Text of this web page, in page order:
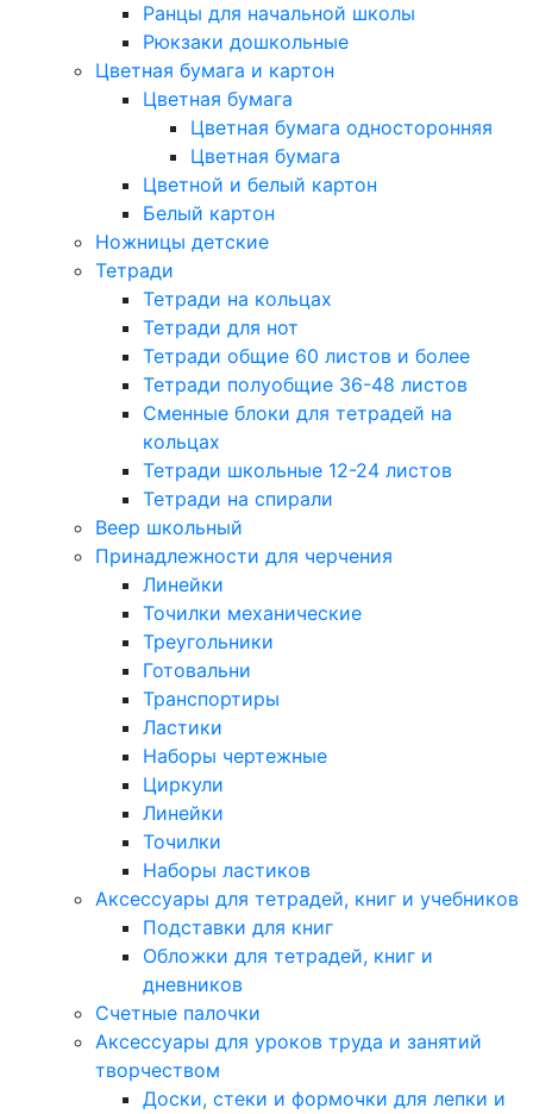
Ранцы для начальной школы
Рюкзаки дошкольные
Цветная бумага и картон
Цветная бумага
Цветная бумага односторонняя
Цветная бумага
Цветной и белый картон
Белый картон
Ножницы детские
Тетради
Тетради на кольцах
Тетради для нот
Тетради общие 60 листов и более
Тетради полуобщие 36-48 листов
Сменные блоки для тетрадей на
кольцах
Тетради школьные 12-24 листов
Тетради на спирали
Веер школьный
Принадлежности для черчения
Линейки
Точилки механические
Треугольники
Готовальни
Транспортиры
Ластики
Наборы чертежные
Циркули
Линейки
Точилки
Наборы ластиков
Аксессуары для тетрадей, книг и учебников
Подставки для книг
Обложки для тетрадей, книг и
дневников
Счетные палочки
Аксессуары для уроков труда и занятий
творчеством
Доски, стеки и формочки для лепки и